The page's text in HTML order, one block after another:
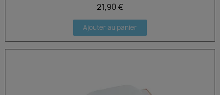
21,90 €
Ajouter au panier